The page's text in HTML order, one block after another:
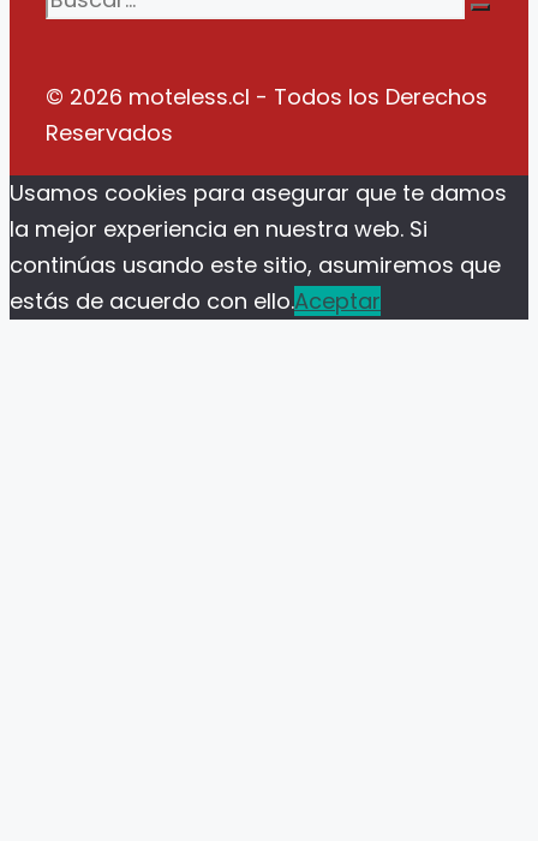
© 2026 moteless.cl - Todos los Derechos
Reservados
Usamos cookies para asegurar que te damos
la mejor experiencia en nuestra web. Si
continúas usando este sitio, asumiremos que
estás de acuerdo con ello.Aceptar